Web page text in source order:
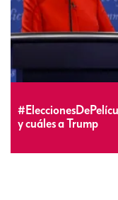
y cuáles a Trump